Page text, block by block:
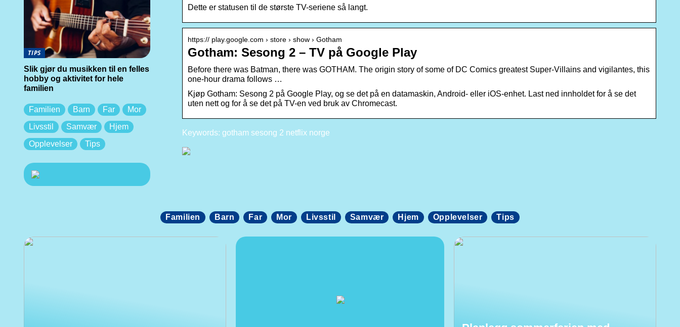
Dette er statusen til de største TV-seriene så langt.
https:// play.google.com › store › show › Gotham
Gotham: Sesong 2 – TV på Google Play
Before there was Batman, there was GOTHAM. The origin story of some of DC Comics greatest Super-Villains and vigilantes, this
one-hour drama follows …
Kjøp Gotham: Sesong 2 på Google Play, og se det på en datamaskin, Android- eller iOS-enhet. Last ned innholdet for å se det
uten nett og for å se det på TV-en ved bruk av Chromecast.
Keywords: gotham sesong 2 netflix norge
TIPS
Slik gjør du musikken til en felles
hobby og aktivitet for hele
familien
Familien Barn Far
Mor
Livsstil
Samvær
Hjem
Opplevelser
Tips
Familien Barn Far Mor Livsstil Samvær Hjem Opplevelser Tips